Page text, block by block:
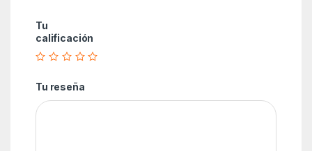
Tu
calificación
Tu reseña